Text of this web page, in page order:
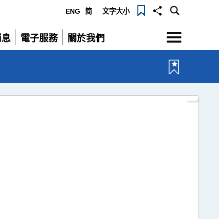
ENG 简 文字大小
電子服務
展開
關於我們
展開
選單